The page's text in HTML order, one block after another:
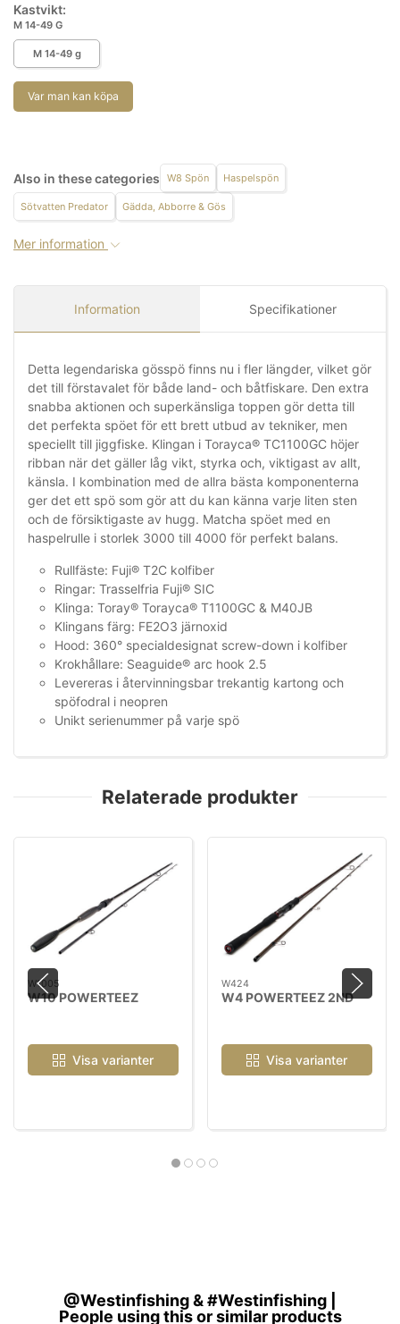
Kastvikt:
M 14-49 G
M 14-49 g
Var man kan köpa
Also in these categories W8 Spön Haspelspön
Sötvatten Predator Gädda, Abborre & Gös
Mer information
Information Specifikationer
Detta legendariska gösspö finns nu i fler längder, vilket gör
det till förstavalet för både land- och båtfiskare. Den extra
snabba aktionen och superkänsliga toppen gör detta till
det perfekta spöet för ett brett utbud av tekniker, men
speciellt till jiggfiske. Klingan i Torayca® TC1100GC höjer
ribban när det gäller låg vikt, styrka och, viktigast av allt,
känsla. I kombination med de allra bästa komponenterna
ger det ett spö som gör att du kan känna varje liten sten
och de försiktigaste av hugg. Matcha spöet med en
haspelrulle i storlek 3000 till 4000 för perfekt balans.
Rullfäste: Fuji® T2C kolfiber
Ringar: Trasselfria Fuji® SIC
Klinga: Toray® Torayca® T1100GC & M40JB
Klingans färg: FE2O3 järnoxid
Hood: 360° specialdesignat screw-down i kolfiber
Krokhållare: Seaguide® arc hook 2.5
Levereras i återvinningsbar trekantig kartong och
spöfodral i neopren
Unikt serienummer på varje spö
Relaterade produkter
W1005
W10 POWERTEEZ
Visa varianter
W424
W4 POWERTEEZ 2ND
Visa varianter
@Westinfishing & #Westinfishing |
People using this or similar products